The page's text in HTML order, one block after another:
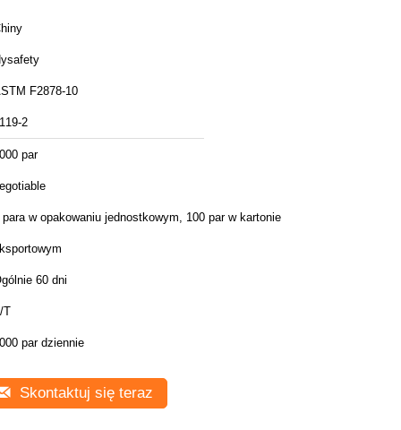
F2878-10
2
par
para w opakowaniu jednostkowym, 100 par w kartonie
60 dni
T
par dziennie
Skontaktuj się teraz